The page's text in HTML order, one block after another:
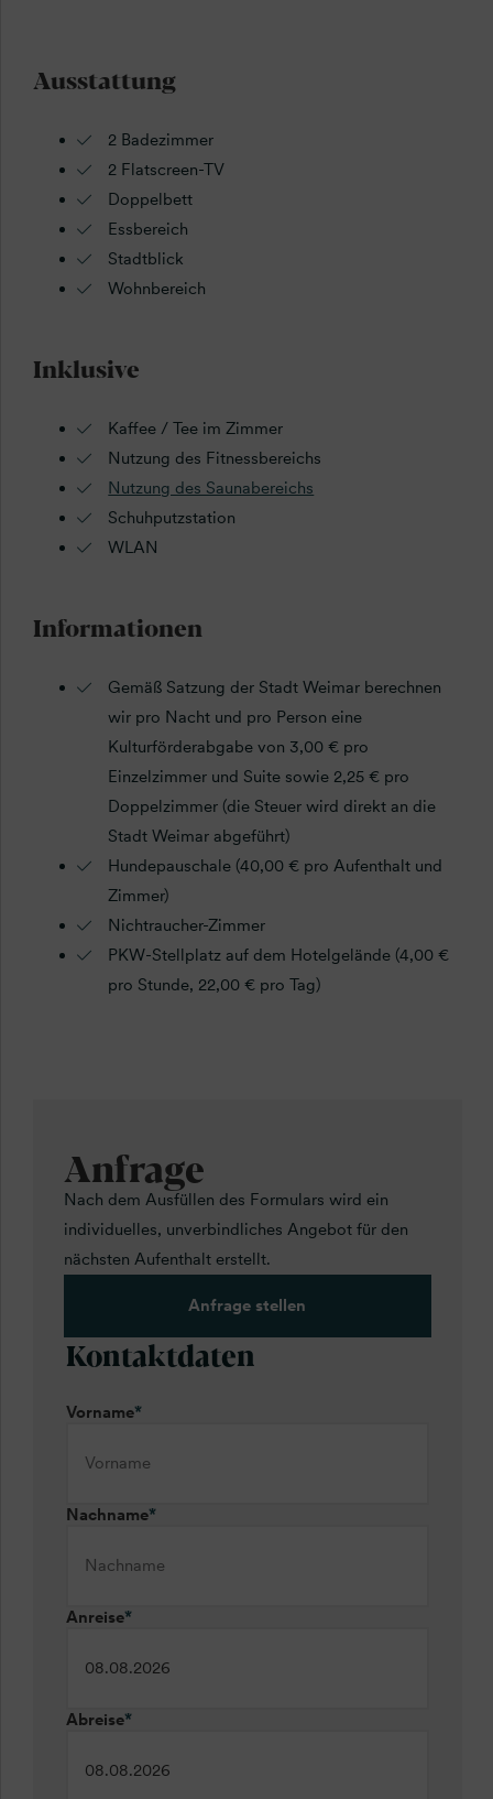
Ausstattung
2 Badezimmer
2 Flatscreen-TV
Doppelbett
Essbereich
Stadtblick
Wohnbereich
Inklusive
Kaffee / Tee im Zimmer
Nutzung des Fitnessbereichs
Nutzung des Saunabereichs
Schuhputzstation
WLAN
Informationen
Gemäß Satzung der Stadt Weimar berechnen
wir pro Nacht und pro Person eine
Kulturförderabgabe von 3,00 € pro
Einzelzimmer und Suite sowie 2,25 € pro
Doppelzimmer (die Steuer wird direkt an die
Stadt Weimar abgeführt)
Hundepauschale (40,00 € pro Aufenthalt und
Zimmer)
Nichtraucher-Zimmer
PKW-Stellplatz auf dem Hotelgelände (4,00 €
pro Stunde, 22,00 € pro Tag)
Anfrage
Nach dem Ausfüllen des Formulars wird ein
individuelles, unverbindliches Angebot für den
nächsten Aufenthalt erstellt.
Anfrage stellen
Kontaktdaten
Vorname*
Nachname*
Anreise*
Abreise*